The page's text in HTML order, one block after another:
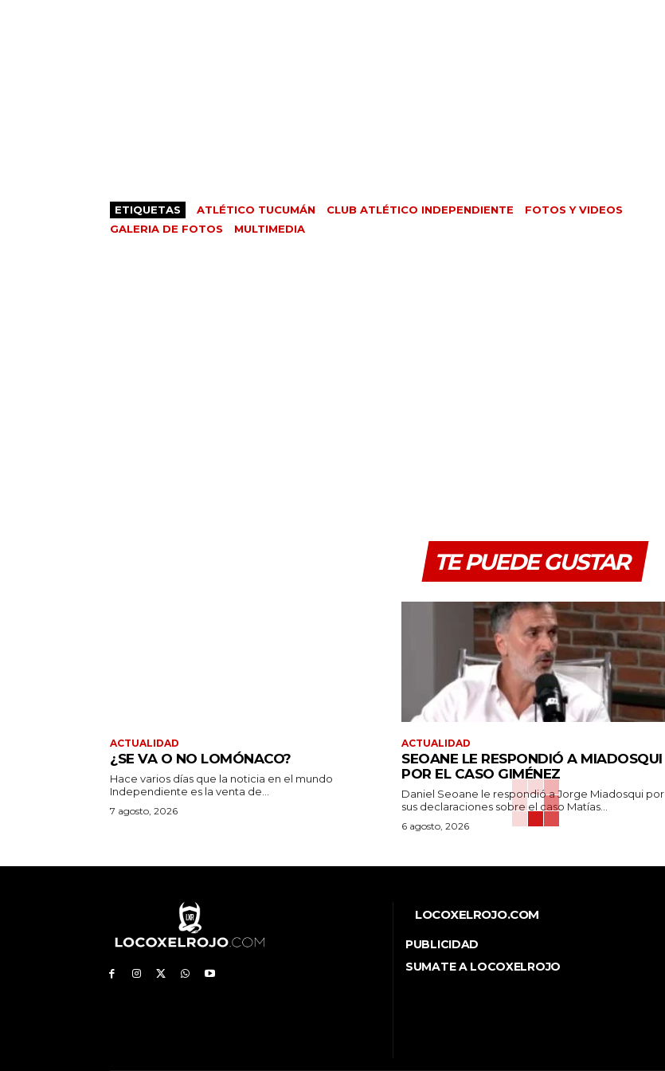
ETIQUETAS ATLÉTICO TUCUMÁN CLUB ATLÉTICO INDEPENDIENTE
FOTOS Y VIDEOS
GALERIA DE FOTOS
MULTIMEDIA
TE PUEDE GUSTAR
ACTUALIDAD
¿SE VA O NO LOMÓNACO?
Hace varios días que la noticia en el mundo
Independiente es la venta de...
7 agosto, 2026
ACTUALIDAD
SEOANE LE RESPONDIÓ A MIADOSQUI
POR EL CASO GIMÉNEZ
Daniel Seoane le respondió a Jorge Miadosqui por
sus declaraciones sobre el caso Matías...
6 agosto, 2026
LOCOXELROJO.COM
PUBLICIDAD
SUMATE A LOCOXELROJO